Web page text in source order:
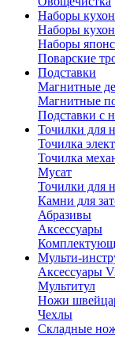
Наборы
Наборы
Наборы
Поварские
Подставки
Магнитные
Магнитные
Подставки с
Точилки для
Точилка
Точилка
Мусат
Точилки для
Камни для
Абразивы
Аксессуары
Мульти-
Аксессуары
Мультитул
Ножи
Чехлы
Складные